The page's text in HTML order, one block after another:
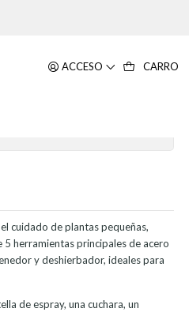
ACCESO CARRO
Pequeñas x20
cuidado de plantas pequeñas,
herramientas principales de acero
y deshierbador, ideales para
de espray, una cuchara, un